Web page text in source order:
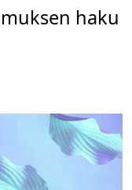
haku